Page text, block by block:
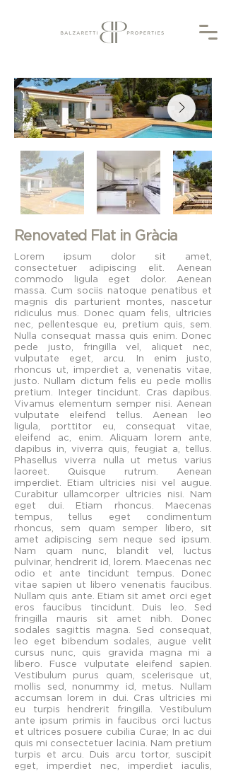
Renovated Flat in Gràcia
Lorem ipsum dolor sit amet,
consectetuer adipiscing elit. Aenean
commodo ligula eget dolor. Aenean
massa. Cum sociis natoque penatibus et
magnis dis parturient montes, nascetur
ridiculus mus. Donec quam felis, ultricies
nec, pellentesque eu, pretium quis, sem.
Nulla consequat massa quis enim. Donec
pede justo, fringilla vel, aliquet nec,
vulputate eget, arcu. In enim justo,
rhoncus ut, imperdiet a, venenatis vitae,
justo. Nullam dictum felis eu pede mollis
pretium. Integer tincidunt. Cras dapibus.
Vivamus elementum semper nisi. Aenean
vulputate eleifend tellus. Aenean leo
ligula, porttitor eu, consequat vitae,
eleifend ac, enim. Aliquam lorem ante,
dapibus in, viverra quis, feugiat a, tellus.
Phasellus viverra nulla ut metus varius
laoreet. Quisque rutrum. Aenean
imperdiet. Etiam ultricies nisi vel augue.
Curabitur ullamcorper ultricies nisi. Nam
eget dui. Etiam rhoncus. Maecenas
tempus, tellus eget condimentum
rhoncus, sem quam semper libero, sit
amet adipiscing sem neque sed ipsum.
Nam quam nunc, blandit vel, luctus
pulvinar, hendrerit id, lorem. Maecenas nec
odio et ante tincidunt tempus. Donec
vitae sapien ut libero venenatis faucibus.
Nullam quis ante. Etiam sit amet orci eget
eros faucibus tincidunt. Duis leo. Sed
fringilla mauris sit amet nibh. Donec
sodales sagittis magna. Sed consequat,
leo eget bibendum sodales, augue velit
cursus nunc, quis gravida magna mi a
libero. Fusce vulputate eleifend sapien.
Vestibulum purus quam, scelerisque ut,
mollis sed, nonummy id, metus. Nullam
accumsan lorem in dui. Cras ultricies mi
eu turpis hendrerit fringilla. Vestibulum
ante ipsum primis in faucibus orci luctus
et ultrices posuere cubilia Curae; In ac dui
quis mi consectetuer lacinia. Nam pretium
turpis et arcu. Duis arcu tortor, suscipit
eget, imperdiet nec, imperdiet iaculis,